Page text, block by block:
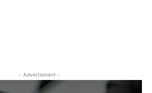
- Advertisment -